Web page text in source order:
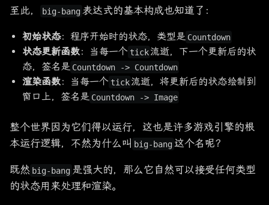
至此， big-bang表达式的基本构成也知道了：
初始状态：程序开始时的状态，类型是 Countdown
状态更新函数：当每一个 tick 流逝，下一个更新后的状
态，签名是 Countdown -> Countdown
渲染函数：当每一个 tick 流逝，将更新后的状态绘制到
窗口上，签名是 Countdown -> Image
整个世界因为它们得以运行，这也是许多游戏引擎的根
本运行逻辑，不然为什么叫 big-bang这个名呢？
既然 big-bang 是强大的，那么它自然可以接受任何类型
的状态用来处理和渲染。